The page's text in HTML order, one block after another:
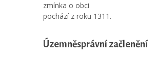
zmínka o obci
pochází z roku 1311.
Územněsprávní začlenění